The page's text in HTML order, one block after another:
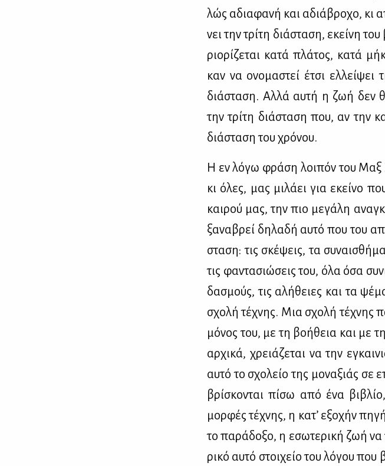
λώς αδια­φα­νή και αδιά­βρο­χο, κι
νει την τρί­τη διά­στα­ση, εκεί­νη
ριο­ρί­ζε­ται κα­τά πλά­τος, κα­τά
καν να ονο­μα­στεί έτσι
διά­στα­ση. Αλ­λά αυ­τή η ζωή δεν
την τρί­τη διά­στα­ση που, αν την
διά­στα­ση του χρό­νου.
Η εν λό­γω φρά­ση λοι­πόν του Μαξ
κι όλες, μας μι­λά­ει για εκεί­νο
και­ρού μας, την πιο με­γά­λη
ξα­να­βρεί δη­λα­δή αυ­τό που του
στα­ση: τις σκέ­ψεις, τα
τις φα­ντα­σιώ­σεις του, όλα όσα
δα­σμούς, τις αλή­θειες και τα
σχο­λή τέ­χνης. Μια σχο­λή τέ­χνης
μό­νος του, με τη βο­ή­θεια και με
αρ­χι­κά, χρειά­ζε­ται να την
αυ­τό το σχο­λείο της μο­να­ξιάς σε
βρί­σκο­νται πί­σω από ένα
μορ­φές τέ­χνης, η κα­τ’ εξο­χήν
το πα­ρά­δο­ξο, η εσω­τε­ρι­κή ζωή
ρι­κό αυ­τό στοι­χείο του λό­γου που